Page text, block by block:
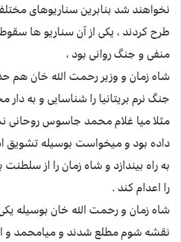
نخواهند شد بنابرین سناریوهای
طرح کردند ، یکی از آن سناریو ها
منفی و جنگ روانی بود ،
شاه زمان و وزیر رحمت الله خان هم
جنگ نرم بریتانیا را شناسایی و به دار
مثلا میا غلام محمد جاسوس روحانی
داده بود و میخواست بوسیله
به راه بیندازد و شاه زمان را از
را اعدام کند .
شاه زمان و رحمت الله خان بوسیله یکی
نقشه شوم مطلع شدند و میامحمد و